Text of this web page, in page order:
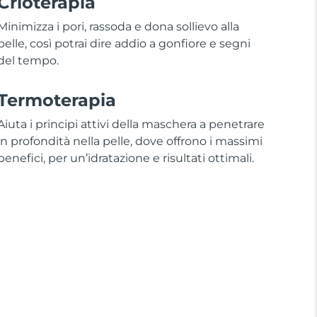
i pori, rassoda e dona sollievo alla
così potrai dire addio a gonfiore e segni
tempo.
i principi attivi della maschera a penetrare
profondità nella pelle, dove offrono i massimi
per un’idratazione e risultati ottimali.